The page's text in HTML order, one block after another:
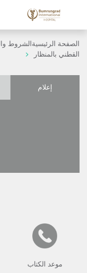
الصفحة الرئيسيةالشروط
القطني بالمنظار
إعلام
موعد الكتاب